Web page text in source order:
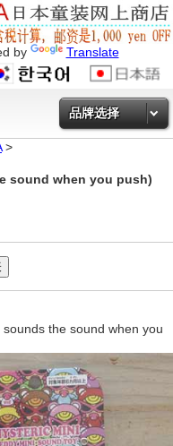
by Translate
品牌选择
>
sound when you push)
the sound when you